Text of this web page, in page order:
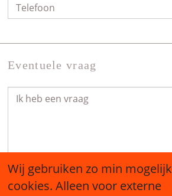
Eventuele vraag
Wij gebruiken zo min mogelijk
cookies. Alleen voor externe